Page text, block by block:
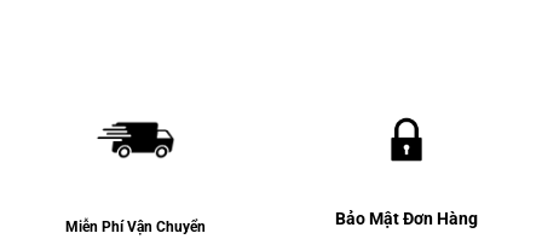
Miễn Phí Vận Chuyển
Bảo Mật Đơn Hàng